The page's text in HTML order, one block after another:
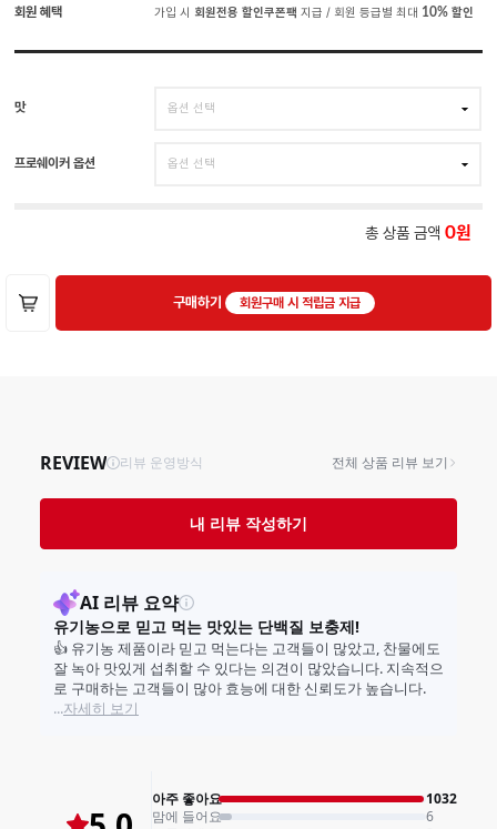
회원 혜택 가입 시 회원전용 할인쿠폰팩 지급 / 회원 등급별 최대 10%할인
맛
프로쉐이커 옵션
총 상품 금액 0
구매하기 회원구매 시 적립금 지급